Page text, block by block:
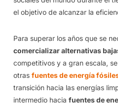
el objetivo de alcanzar la
Para superar los años que se
comercializar alternativas
competitivos y a gran escala,
otras fuentes de energía
transición hacia las energías
intermedio hacia fuentes de